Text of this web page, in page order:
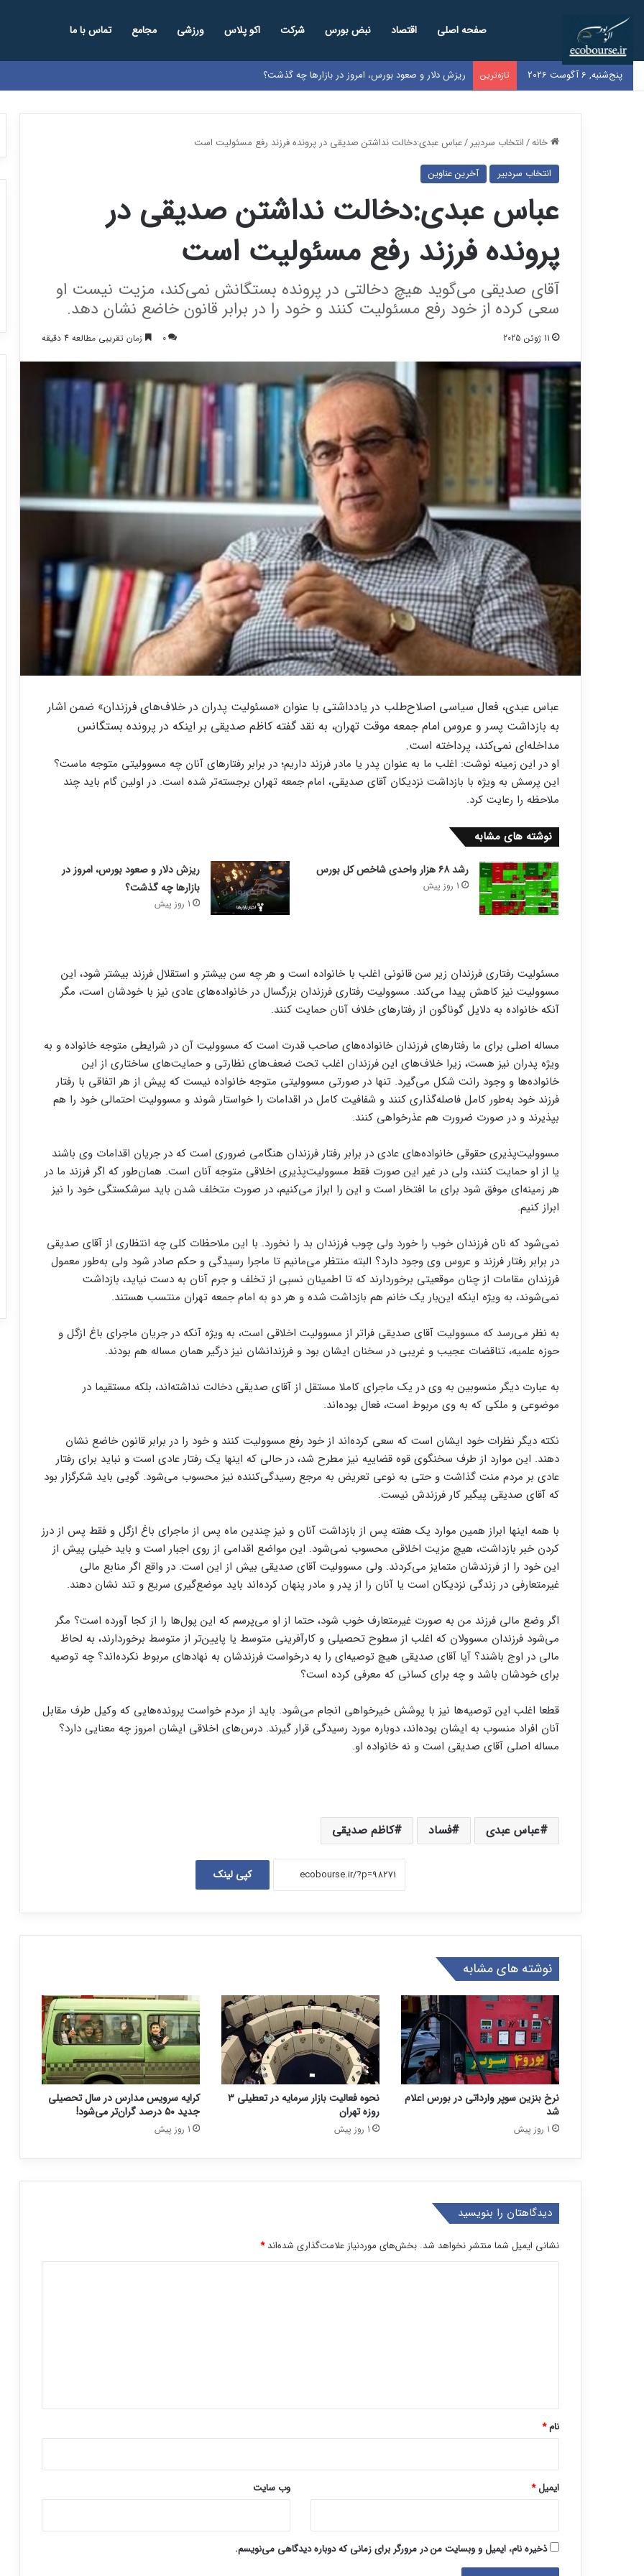
صفحه اصلی اقتصاد نبض بورس شرکت اکو پلاس ورزشی مجامع تماس با ما
پنج‌شنبه, 6 آگوست 2026 تازه‌ترین ریزش دلار و صعود بورس، امروز در بازارها چه گذشت؟
خانه/انتخاب سردبیر /عباس عبدی:دخالت نداشتن صدیقی در پرونده فرزند رفع مسئولیت است
انتخاب سردبیر آخرین عناوین
عباس عبدی:دخالت نداشتن صدیقی در
پرونده فرزند رفع مسئولیت است
آقای صدیقی می‌گوید هیچ دخالتی در پرونده بستگانش نمی‌کند، مزیت نیست او
سعی کرده‌ از خود رفع مسئولیت کنند و خود را در برابر قانون خاضع نشان دهد.
11 ژوئن 2025 0 زمان تقریبی مطالعه 4 دقیقه
عباس عبدی، فعال سیاسی اصلاح‌طلب در یادداشتی با عنوان «مسئولیت پدران در خلاف‌های فرزندان» ضمن اشار
به بازداشت پسر و عروس امام جمعه موقت تهران، به نقد گفته کاظم صدیقی بر اینکه در پرونده بستگانس
مداخله‌ای نمی‌کند، پرداخته است.
او در این زمینه نوشت: اغلب ما به عنوان پدر یا مادر فرزند داریم؛ در برابر رفتارهای آنان چه مسوولیتی متوجه ماست؟
این پرسش به ویژه با بازداشت نزدیکان آقای صدیقی، امام جمعه تهران برجسته‌تر شده است. در اولین گام باید چند
ملاحظه را رعایت کرد.
نوشته های مشابه
رشد ۶۸ هزار واحدی شاخص کل بورس
1 روز پیش
ریزش دلار و صعود بورس، امروز در
بازارها چه گذشت؟
1 روز پیش
مسئولیت رفتاری فرزندان زیر سن قانونی اغلب با خانواده است و هر چه سن بیشتر و استقلال فرزند بیشتر شود، این
مسوولیت نیز کاهش پیدا می‌کند. مسوولیت رفتاری فرزندان بزرگسال در خانواده‌های عادی نیز با خودشان است، مگر
آنکه خانواده به دلایل گوناگون از رفتارهای خلاف آنان حمایت کنند.
مساله اصلی برای ما رفتارهای فرزندان خانواده‌های صاحب قدرت است که مسوولیت آن در شرایطی متوجه خانواده و به
ویژه پدران نیز هست، زیرا خلاف‌های این فرزندان اغلب تحت ضعف‌های نظارتی و حمایت‌های ساختاری از این
خانواده‌ها و وجود رانت شکل می‌گیرد. تنها در صورتی مسوولیتی متوجه خانواده نیست که پیش از هر اتفاقی با رفتار
فرزند خود به‌طور کامل فاصله‌گذاری کنند و شفافیت کامل در اقدامات را خواستار شوند و مسوولیت احتمالی خود را هم
بپذیرند و در صورت ضرورت هم عذرخواهی کنند.
مسوولیت‌پذیری حقوقی خانواده‌های عادی در برابر رفتار فرزندان هنگامی ضروری است که در جریان اقدامات وی باشند
یا از او حمایت کنند، ولی در غیر این صورت فقط مسوولیت‌پذیری اخلاقی متوجه آنان است. همان‌طور که اگر فرزند ما در
هر زمینه‌ای موفق شود برای ما افتخار است و این را ابراز می‌کنیم، در صورت متخلف شدن باید سرشکستگی خود را نیز
ابراز کنیم.
نمی‌شود که نان فرزندان خوب را خورد ولی چوب فرزندان بد را نخورد. با این ملاحظات کلی چه انتظاری از آقای صدیقی
در برابر رفتار فرزند و عروس وی وجود دارد؟ البته منتظر می‌مانیم تا ماجرا رسیدگی و حکم صادر شود ولی به‌طور معمول
فرزندان مقامات از چنان موقعیتی برخوردارند که تا اطمینان نسبی از تخلف و جرم آنان به دست نیاید، بازداشت
نمی‌شوند، به ویژه اینکه این‌بار یک خانم هم بازداشت شده و هر دو به امام جمعه تهران منتسب هستند.
به نظر می‌رسد که مسوولیت آقای صدیقی فراتر از مسوولیت اخلاقی است، به ویژه آنکه در جریان ماجرای باغ ازگل و
حوزه علمیه، تناقضات عجیب و غریبی در سخنان ایشان بود و فرزندانشان نیز درگیر همان مساله هم بودند.
به عبارت دیگر منسوبین به وی در یک ماجرای کاملا مستقل از آقای صدیقی دخالت نداشته‌اند، بلکه مستقیما در
موضوعی و ملکی که به وی مربوط است، فعال بوده‌اند.
نکته دیگر نظرات خود ایشان است که سعی کرده‌اند از خود رفع مسوولیت کنند و خود را در برابر قانون خاضع نشان
دهند. این موارد از طرف سخنگوی قوه قضاییه نیز مطرح شد، در حالی که اینها یک رفتار عادی است و نباید برای رفتار
عادی بر مردم منت گذاشت و حتی به نوعی تعریض به مرجع رسیدگی‌کننده نیز محسوب می‌شود. گویی باید شکرگزار بود
که آقای صدیقی پیگیر کار فرزندش نیست.
با همه اینها ابراز همین موارد یک هفته پس از بازداشت آنان و نیز چندین ماه پس از ماجرای باغ ازگل و فقط پس از درز
کردن خبر بازداشت، هیچ مزیت اخلاقی محسوب نمی‌شود. این مواضع اقدامی از روی اجبار است و باید خیلی پیش از
این خود را از فرزندشان متمایز می‌کردند. ولی مسوولیت آقای صدیقی بیش از این است. در واقع اگر منابع مالی
غیرمتعارفی در زندگی نزدیکان است یا آنان را از پدر و مادر پنهان کرده‌اند باید موضع‌گیری سریع و تند نشان دهند.
اگر وضع مالی فرزند من به صورت غیرمتعارف خوب شود، حتما از او می‌پرسم که این پول‌ها را از کجا آورده است؟ مگر
می‌شود فرزندان مسوولان که اغلب از سطوح تحصیلی و کارآفرینی متوسط یا پایین‌تر از متوسط برخوردارند، به لحاظ
مالی در اوج باشند؟ آیا آقای صدیقی هیچ توصیه‌ای را به درخواست فرزندشان به نهادهای مربوط نکرده‌اند؟ چه توصیه
برای خودشان باشد و چه برای کسانی که معرفی کرده است؟
قطعا اغلب این توصیه‌ها نیز با پوشش خیرخواهی انجام می‌شود. باید از مردم خواست پرونده‌هایی که وکیل طرف مقابل
آنان افراد منسوب به ایشان بوده‌اند، دوباره مورد رسیدگی قرار گیرند. درس‌های اخلاقی ایشان امروز چه معنایی دارد؟
مساله اصلی آقای صدیقی است و نه خانواده او.
عباس عبدی فساد کاظم صدیقی
کپی لینک
نوشته های مشابه
نرخ بنزین سوپر وارداتی در بورس اعلام
شد
1 روز پیش
نحوه فعالیت بازار سرمایه در تعطیلی ۳
روزه تهران
1 روز پیش
کرایه سرویس مدارس در سال تحصیلی
جدید ۵۰ درصد گران‌تر می‌شود!
1 روز پیش
دیدگاهتان را بنویسید
نشانی ایمیل شما منتشر نخواهد شد. بخش‌های موردنیاز علامت‌گذاری شده‌اند*
نام*
ایمیل* وب‌ سایت
ذخیره نام، ایمیل و وبسایت من در مرورگر برای زمانی که دوباره دیدگاهی می‌نویسم.